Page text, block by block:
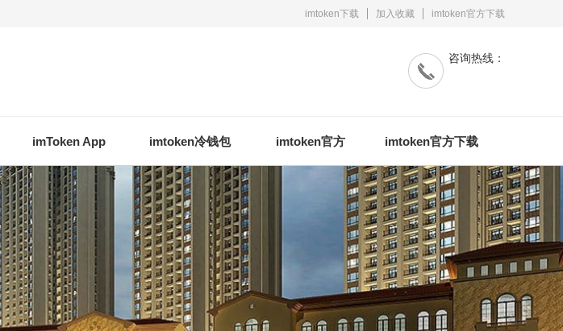
imtoken下载 加入收藏 imtoken官方下载
咨询热线：
imToken App imtoken冷钱包 imtoken官方 imtoken官方下载